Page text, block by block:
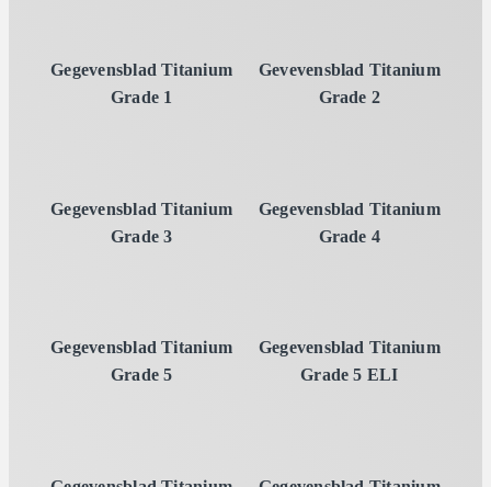
Gegevensblad Titanium
Grade 1
Gevevensblad Titanium
Grade 2
Gegevensblad Titanium
Grade 3
Gegevensblad Titanium
Grade 4
Gegevensblad Titanium
Grade 5
Gegevensblad Titanium
Grade 5 ELI